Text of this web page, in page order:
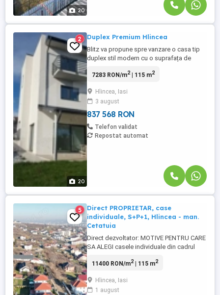
20
20
2 Duplex Premium Hlincea
Blitz va propune spre vanzare o casa tip
duplex stil modern cu o suprafața de
dispusa pe Demisol, Parter si Etaj, astfel :
33,2 mp + terasa acoperita 12,3 mp cu
geamuri mari si luminoase, iesire pe
terasa. Parter : Baie, Dormitor ...
7283 RON/m2| 115 m2
Hlincea, Iasi
3 august
837 568 RON
Telefon validat
Repostat automat
5
Direct PROPRIETAR, case
individuale, S+P+1, Hlincea - man.
Cetatuia
Direct dezvoltator: MOTIVE PENTRU CARE
SA ALEGI casele individuale din cadrul
Locatie: Hlincea - str Liliacului este o zona
predominant de vile case, cu multa
verdeata si o vedere panoramica superba
11400 RON/m2| 115 m2
Hlincea, Iasi
1 august